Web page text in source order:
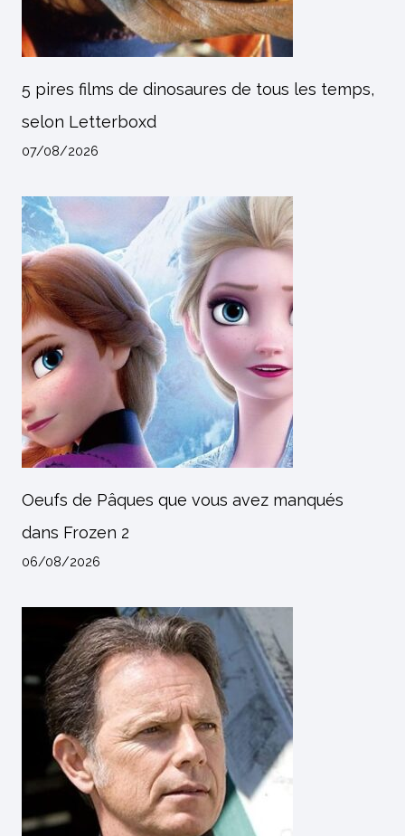
5 pires films de dinosaures de tous les temps,
selon Letterboxd
07/08/2026
Oeufs de Pâques que vous avez manqués
dans Frozen 2
06/08/2026